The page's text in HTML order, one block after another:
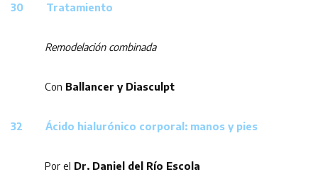
30 Tratamiento
Remodelación combinada
Con Ballancer y Diasculpt
32 Ácido hialurónico corporal: manos y pies
Por el Dr. Daniel del Río Escola